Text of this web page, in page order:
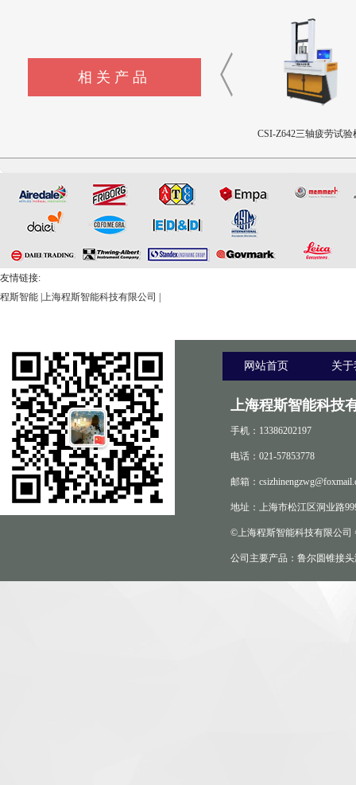
相关产品
CSI-Z642三轴疲劳试验
友情链接:
程斯智能 上海程斯智能科技有限公司
网站首页 关
上海程斯智能科技
手机：13386202197
电话：021-57853778
邮箱：
地址：上海市松江区洞业路
©上海程斯智能科技有限公司
公司主要产品：鲁尔圆锥接